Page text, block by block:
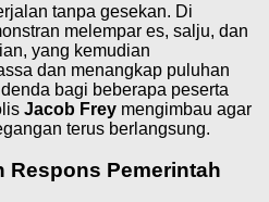
tanpa gesekan. Di
melempar es, salju, dan
yang kemudian
dan menangkap puluhan
bagi beberapa peserta
Jacob Frey mengimbau agar
terus berlangsung.
Respons Pemerintah